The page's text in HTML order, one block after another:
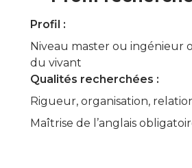
Profil :
Niveau master ou ingénieur
du vivant
Qualités recherchées :
Rigueur, organisation,
Maîtrise de l’anglais